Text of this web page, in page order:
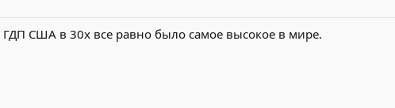
ГДП США в 30х все равно было самое высокое в мире.